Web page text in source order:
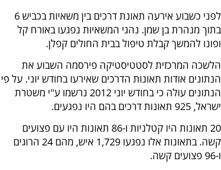
לפני כשבוע אירעה תאונת דרכים בין משאיות בכביש 6
בתוך מנהרת בן שמן. נהגי המשאיות נפגעו באורח קל
ופונו להמשך קבלת טיפול בבית החולים קפלן.
הלשכה המרכזית לסטטיסטיקה פירסמה השבוע את
הנתונים אודות תאונות הדרכים שאירעו בחודש יוני. על פי
הנתונים עולה כי בחודש יוני 2012 נרשמו ע"י משטרת
ישראל, 925 תאונות דרכים בהם היו נפגעים.
20 תאונות היו קטלניות ו-86 תאונות היו עם פצועים
קשה. בתאונות אלו נפגעו 1,729 איש, מהם 24 הרוגים
ו-96 פצועים קשה.